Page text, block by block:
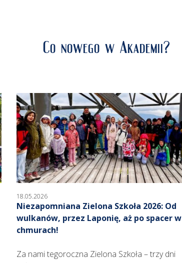
Co nowego w Akademii?
18.05.2026
Niezapomniana Zielona Szkoła 2026: Od
wulkanów, przez Laponię, aż po spacer w
chmurach!
Za nami tegoroczna Zielona Szkoła – trzy dni